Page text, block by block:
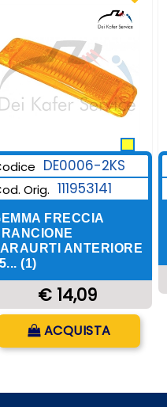
DE0006-2KS
Orig. 111953141
FRECCIA
ANTERIORE
(1)
€ 14,09
Quantità
ACQUISTA